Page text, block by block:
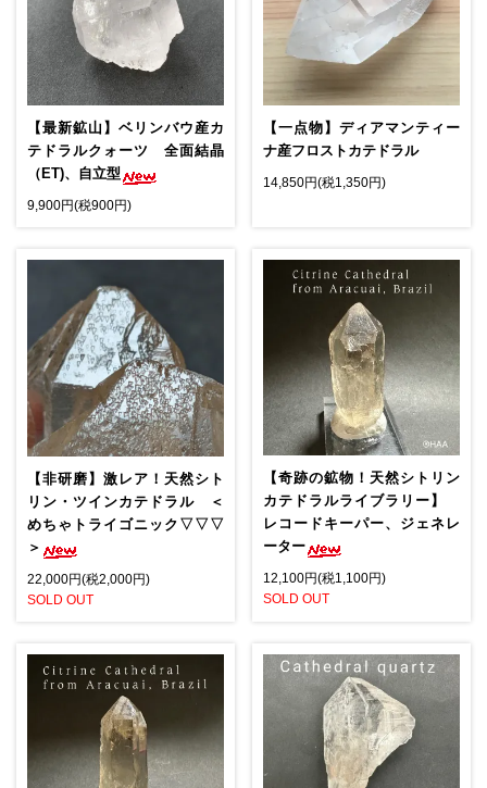
【最新鉱山】ベリンバウ産カ
テドラルクォーツ 全面結晶
（ET)、自立型
9,900円(税900円)
【一点物】ディアマンティー
ナ産フロストカテドラル
14,850円(税1,350円)
【非研磨】激レア！天然シト
リン・ツインカテドラル ＜
めちゃトライゴニック▽▽▽
＞
22,000円(税2,000円)
SOLD OUT
【奇跡の鉱物！天然シトリン
カテドラルライブラリー】
レコードキーパー、ジェネレ
ーター
12,100円(税1,100円)
SOLD OUT